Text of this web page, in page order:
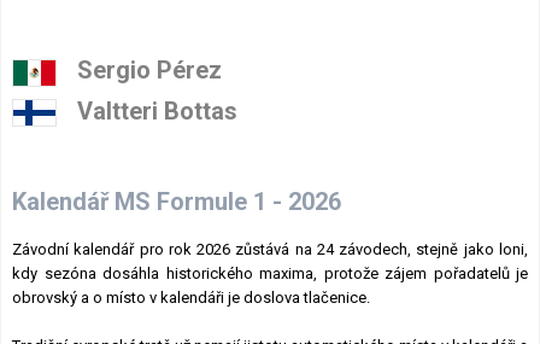
Sergio Pérez
Valtteri Bottas
Kalendář MS Formule 1 - 2026
Závodní kalendář pro rok 2026 zůstává na 24 závodech, stejně jako loni,
kdy sezóna dosáhla historického maxima, protože zájem pořadatelů je
obrovský a o místo v kalendáři je doslova tlačenice.